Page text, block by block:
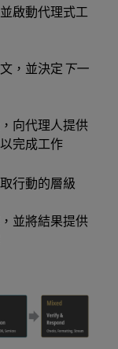
啟動代理式工
，並決定下一
向代理人提供
完成工作
行動的層級
並將結果提供